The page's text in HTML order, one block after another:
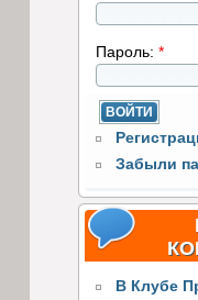
Пароль: *
Забыли
В Клубе